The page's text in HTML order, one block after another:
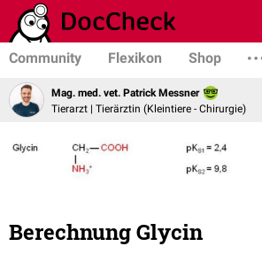
Community Flexikon Shop
Mag. med. vet. Patrick Messner
Tierarzt | Tierärztin (Kleintiere - Chirurgie)
Berechnung Glycin